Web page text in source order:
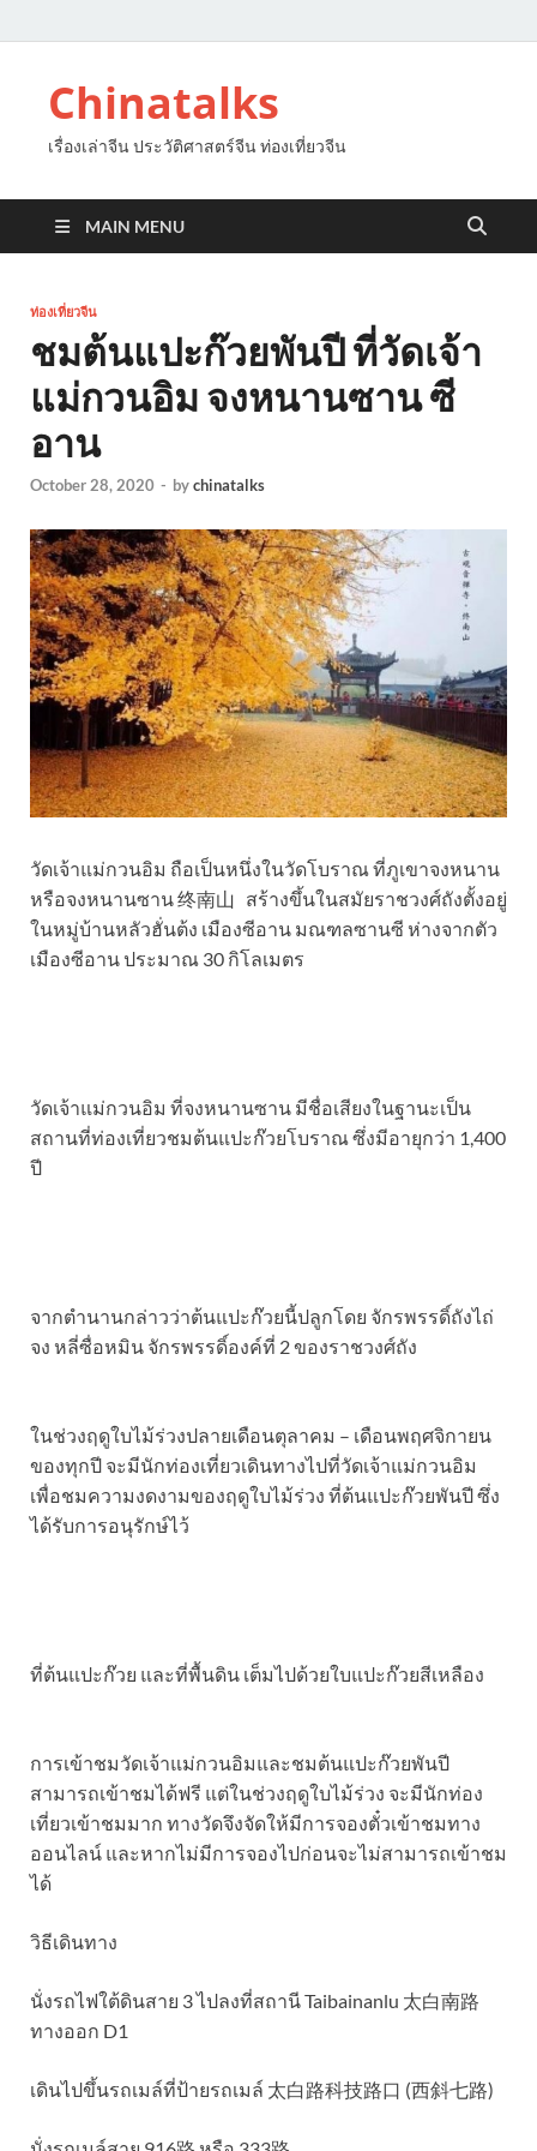
Chinatalks
เรื่องเล่าจีน ประวัติศาสตร์จีน ท่องเที่ยวจีน
MAIN MENU
ท่องเที่ยวจีน
ชมต้นแปะก๊วยพันปี ที่วัดเจ้า
แม่กวนอิม จงหนานซาน ซี
อาน
October 28, 2020 - bychinatalks
วัดเจ้าแม่กวนอิม ถือเป็นหนึ่งในวัดโบราณ ที่ภูเขาจงหนาน
หรือจงหนานซาน 终南山 สร้างขึ้นในสมัยราชวงศ์ถังตั้งอยู่
ในหมู่บ้านหลัวฮั่นต้ง เมืองซีอาน มณฑลซานซี ห่างจากตัว
เมืองซีอาน ประมาณ 30 กิโลเมตร
วัดเจ้าแม่กวนอิม ที่จงหนานซาน มีชื่อเสียงในฐานะเป็น
สถานที่ท่องเที่ยวชมต้นแปะก๊วยโบราณ ซึ่งมีอายุกว่า 1,400
ปี
จากตำนานกล่าวว่าต้นแปะก๊วยนี้ปลูกโดย จักรพรรดิ์ถังไถ่
จง หลี่ซื่อหมิน จักรพรรดิ์องค์ที่ 2 ของราชวงศ์ถัง
ในช่วงฤดูใบไม้ร่วงปลายเดือนตุลาคม – เดือนพฤศจิกายน
ของทุกปี จะมีนักท่องเที่ยวเดินทางไปที่วัดเจ้าแม่กวนอิม
เพื่อชมความงดงามของฤดูใบไม้ร่วง ที่ต้นแปะก๊วยพันปี ซึ่ง
ได้รับการอนุรักษ์ไว้
ที่ต้นแปะก๊วย และที่พื้นดิน เต็มไปด้วยใบแปะก๊วยสีเหลือง
การเข้าชมวัดเจ้าแม่กวนอิมและชมต้นแปะก๊วยพันปี
สามารถเข้าชมได้ฟรี แต่ในช่วงฤดูใบไม้ร่วง จะมีนักท่อง
เที่ยวเข้าชมมาก ทางวัดจึงจัดให้มีการจองตั๋วเข้าชมทาง
ออนไลน์ และหากไม่มีการจองไปก่อนจะไม่สามารถเข้าชม
ได้
วิธีเดินทาง
นั่งรถไฟใต้ดินสาย 3 ไปลงที่สถานี Taibainanlu 太白南路
ทางออก D1
เดินไปขึ้นรถเมล์ที่ป้ายรถเมล์ 太白路科技路口 (西斜七路)